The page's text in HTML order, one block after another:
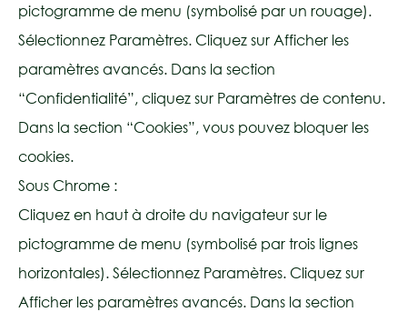
pictogramme de menu (symbolisé par un rouage).
Sélectionnez Paramètres. Cliquez sur Afficher les
paramètres avancés. Dans la section
“Confidentialité”, cliquez sur Paramètres de contenu.
Dans la section “Cookies”, vous pouvez bloquer les
cookies.
Sous Chrome :
Cliquez en haut à droite du navigateur sur le
pictogramme de menu (symbolisé par trois lignes
horizontales). Sélectionnez Paramètres. Cliquez sur
Afficher les paramètres avancés. Dans la section